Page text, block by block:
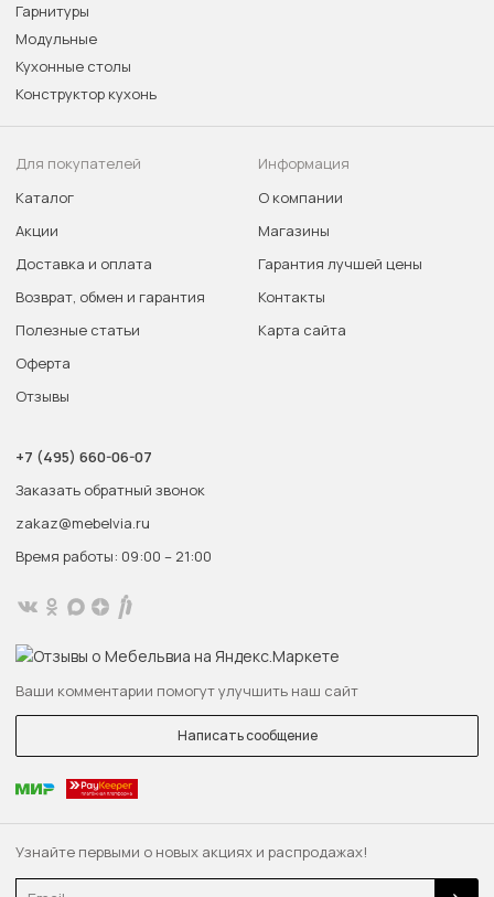
Узнайте первыми о новых акциях и распродажах!
Email
Гарнитуры
Модульные
Кухонные столы
Конструктор кухонь
Для покупателей
Каталог
Акции
Доставка и оплата
Возврат, обмен и гарантия
Полезные статьи
Оферта
Отзывы
Информация
О компании
Магазины
Гарантия лучшей цены
Контакты
Карта сайта
+7 (495) 660-06-07
Заказать обратный звонок
zakaz@mebelvia.ru
Время работы: 09:00 – 21:00
Ваши комментарии помогут улучшить наш сайт
Написать сообщение